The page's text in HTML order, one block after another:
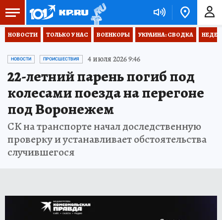
НОВОСТИ ТОЛЬКО У НАС ВОЕНКОРЫ УКРАИНА: СВОДКА
НОВОСТИ ПРОИСШЕСТВИЯ 4 июля 2026 9:46
22-летний парень погиб под
колесами поезда на перегоне
под Воронежем
СК на транспорте начал доследственную
проверку и устанавливает обстоятельства
случившегося